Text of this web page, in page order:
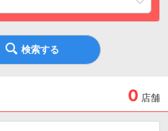
検索する
0 店舗